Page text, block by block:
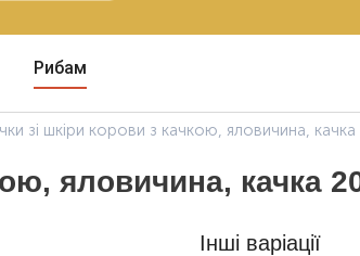
Рибам
зі шкіри корови з качкою, яловичина, качка
яловичина, качка
Інші варіації